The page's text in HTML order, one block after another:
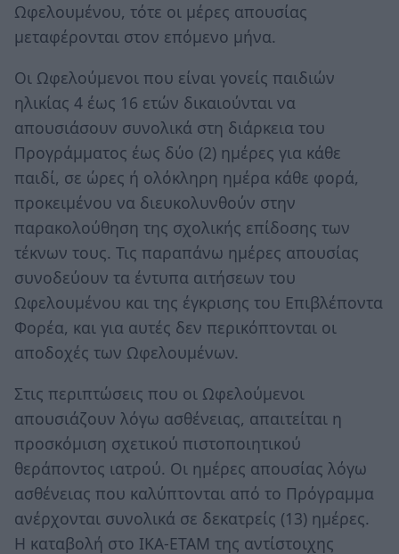
Ωφελουμένου, τότε οι μέρες απουσίας
μεταφέρονται στον επόμενο μήνα.
Οι Ωφελούμενοι που είναι γονείς παιδιών
ηλικίας 4 έως 16 ετών δικαιούνται να
απουσιάσουν συνολικά στη διάρκεια του
Προγράμματος έως δύο (2) ημέρες για κάθε
παιδί, σε ώρες ή ολόκληρη ημέρα κάθε φορά,
προκειμένου να διευκολυνθούν στην
παρακολούθηση της σχολικής επίδοσης των
τέκνων τους. Τις παραπάνω ημέρες απουσίας
συνοδεύουν τα έντυπα αιτήσεων του
Ωφελουμένου και της έγκρισης του Επιβλέποντα
Φορέα, και για αυτές δεν περικόπτονται οι
αποδοχές των Ωφελουμένων.
Στις περιπτώσεις που οι Ωφελούμενοι
απουσιάζουν λόγω ασθένειας, απαιτείται η
προσκόμιση σχετικού πιστοποιητικού
θεράποντος ιατρού. Οι ημέρες απουσίας λόγω
ασθένειας που καλύπτονται από το Πρόγραμμα
ανέρχονται συνολικά σε δεκατρείς (13) ημέρες.
Η καταβολή στο ΙΚΑ-ΕΤΑΜ της αντίστοιχης